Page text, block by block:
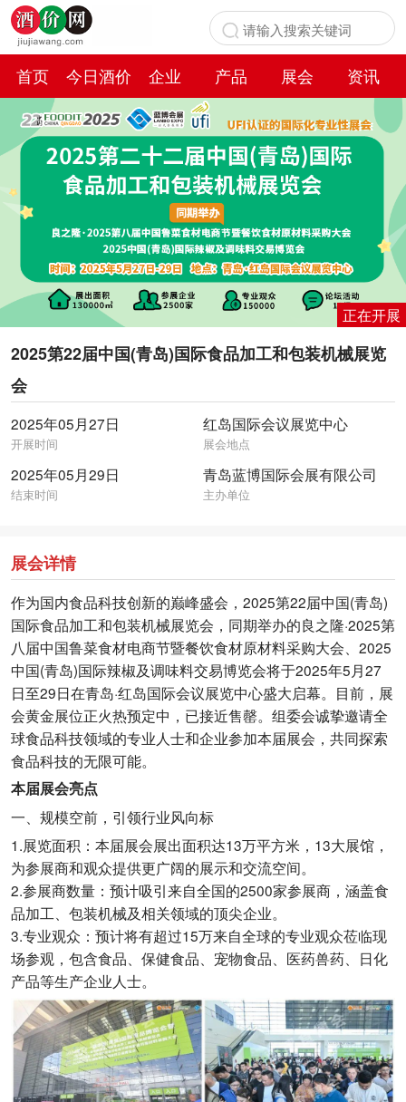
首页 今日酒价 企业 产品 展会
资讯
百科
正在开展
2025第22届中国(青岛)国际食品加工和包装机械展览
会
2025年05月27日
开展时间
红岛国际会议展览中心
展会地点
2025年05月29日
结束时间
青岛蓝博国际会展有限公司
主办单位
展会详情
作为国内食品科技创新的巅峰盛会，2025第22届中国(青岛)
国际食品加工和包装机械展览会，同期举办的良之隆·2025第
八届中国鲁菜食材电商节暨餐饮食材原材料采购大会、2025
中国(青岛)国际辣椒及调味料交易博览会将于2025年5月27
日至29日在青岛·红岛国际会议展览中心盛大启幕。目前，展
会黄金展位正火热预定中，已接近售罄。组委会诚挚邀请全
球食品科技领域的专业人士和企业参加本届展会，共同探索
食品科技的无限可能。
本届展会亮点
一、规模空前，引领行业风向标
1.展览面积：本届展会展出面积达13万平方米，13大展馆，
为参展商和观众提供更广阔的展示和交流空间。
2.参展商数量：预计吸引来自全国的2500家参展商，涵盖食
品加工、包装机械及相关领域的顶尖企业。
3.专业观众：预计将有超过15万来自全球的专业观众莅临现
场参观，包含食品、保健食品、宠物食品、医药兽药、日化
产品等生产企业人士。